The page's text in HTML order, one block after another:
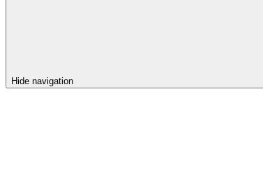
Hide navigation